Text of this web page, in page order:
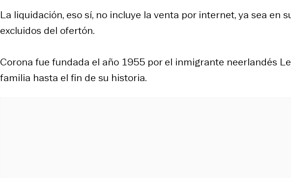
La liquidación, eso sí, no incluye la venta por internet, ya sea en
excluidos del ofertón.
Corona fue fundada el año 1955 por el inmigrante neerlandés
familia hasta el fin de su historia.